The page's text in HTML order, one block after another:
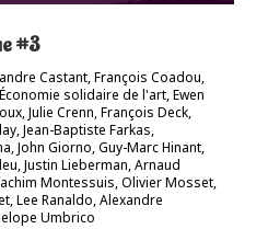
#3
Castant, François Coadou,
solidaire de l'art, Ewen
Julie Crenn, François Deck,
Jean-Baptiste Farkas,
John Giorno, Guy-Marc Hinant,
Justin Lieberman, Arnaud
Montessuis, Olivier Mosset,
Lee Ranaldo, Alexandre
Umbrico